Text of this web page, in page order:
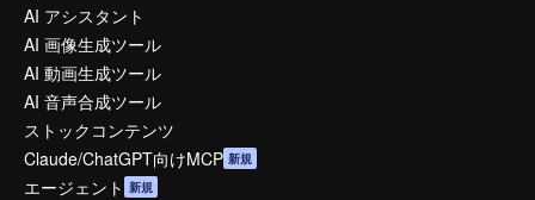
AI アシスタント
AI 画像生成ツール
AI 動画生成ツール
AI 音声合成ツール
ストックコンテンツ
Claude/ChatGPT向けMCP 新規
エージェント 新規